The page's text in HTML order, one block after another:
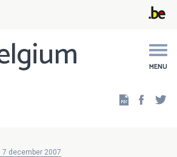
MENU
7 december 2007